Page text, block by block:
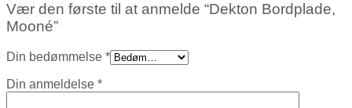
Vær den første til at anmelde “Dekton Bordplade,
Mooné”
Din bedømmelse *
Din anmeldelse *